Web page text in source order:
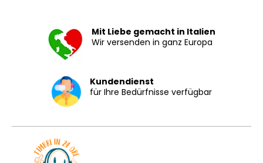
Mit Liebe gemacht in Italien
Wir versenden in ganz Europa
Kundendienst
für Ihre Bedürfnisse verfügbar